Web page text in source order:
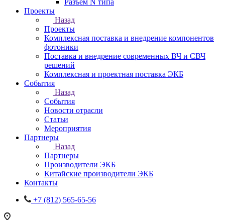
Разъем N типа
Проекты
Назад
Проекты
Комплексная поставка и внедрение компонентов
фотоники
Поставка и внедрение современных ВЧ и СВЧ
решений
Комплексная и проектная поставка ЭКБ
События
Назад
События
Новости отрасли
Статьи
Мероприятия
Партнеры
Назад
Партнеры
Производители ЭКБ
Китайские производители ЭКБ
Контакты
+7 (812) 565-65-56